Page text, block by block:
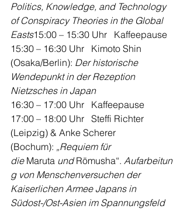
Politics, Knowledge, and Technology
of Conspiracy Theories in the Global
Easts15:00 – 15:30 Uhr   Kaffeepause
15:30 – 16:30 Uhr   Kimoto Shin
(Osaka/Berlin): Der historische
Wendepunkt in der Rezeption
Nietzsches in Japan
16:30 – 17:00 Uhr   Kaffeepause
17:00 – 18:00 Uhr   Steffi Richter
(Leipzig) & Anke Scherer
(Bochum): „Requiem für
die Maruta und Rōmusha“. Aufarbeitun
g von Menschenversuchen der
Kaiserlichen Armee Japans in
Südost-/Ost-Asien im Spannungsfeld